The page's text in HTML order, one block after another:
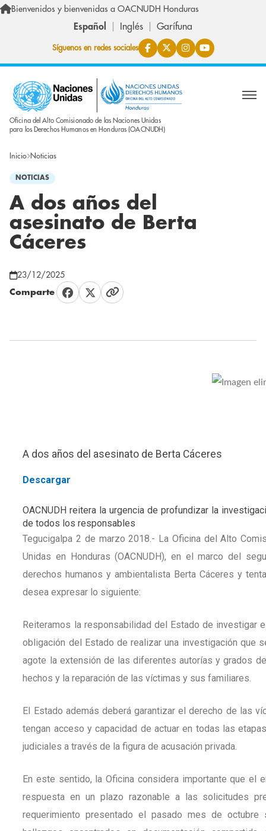
Pasar al contenido principal
Bienvenidos y bienvenidas a OACNUDH Honduras
Español Inglés Garífuna
Síguenos en redes sociales
Oficina del Alto Comisionado de las Naciones Unidas
para los Derechos Humanos en Honduras (OACNUDH)
Inicio Noticias
NOTICIAS
A dos años del
asesinato de Berta
Cáceres
23/12/2025
Comparte
A dos años del asesinato de Berta Cáceres
Descargar
OACNUDH reitera la urgencia de profundizar la
de todos los responsables
Tegucigalpa 2 de marzo 2018.- La Oficina del Alto
Unidas en Honduras (OACNUDH), en el marco del
derechos humanos y ambientalista Berta Cáceres y
desea expresar lo siguiente:
Reiteramos la responsabilidad del Estado de investigar
obligación del Estado de realizar una investigación que
agote la extensión de las diferentes autorías y grados
hechos y la reparación de las víctimas y sus familiares.
El Estado además deberá garantizar el derecho de las
tengan acceso y capacidad de actuar en todas las
judiciales a través de la figura de acusación privada.
En este sentido, la Oficina considera importante que el
respuesta en un plazo razonable a las solicitudes
requerimiento presentado el pasado mes de